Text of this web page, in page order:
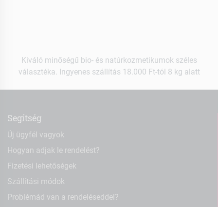
Kiváló minőségű bio- és natúrkozmetikumok széles
választéka. Ingyenes szállítás 18.000 Ft-tól 8 kg alatt
Segítség
Új ügyfél vagyok
Hogyan adjak le rendelést?
Fizetési lehetőségek
Szállítási módok
Problémád van a rendeléseddel?